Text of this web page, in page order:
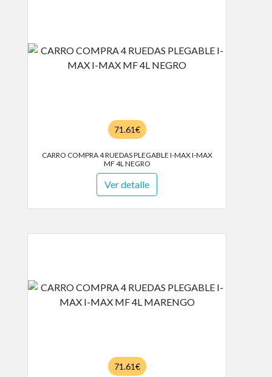
71.61€
CARRO COMPRA 4 RUEDAS PLEGABLE I-MAX I-MAX
MF 4L NEGRO
Ver detalle
71.61€